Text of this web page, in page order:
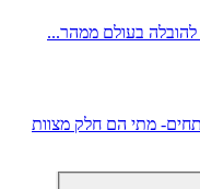
בעולם ממהר...
מתי הם חלק מצוות